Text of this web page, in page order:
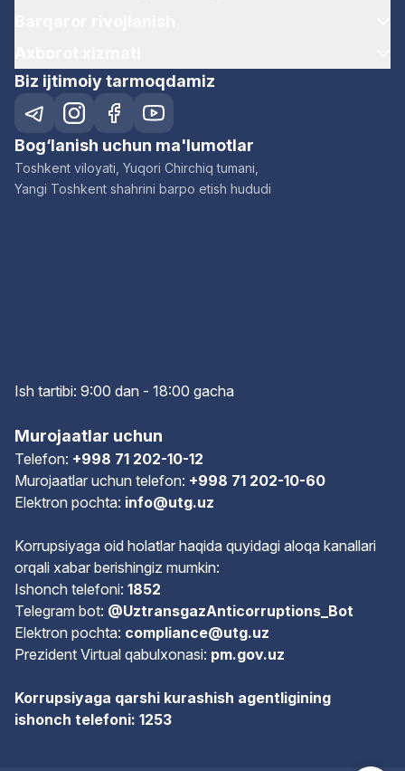
Biz ijtimoiy tarmoqdamiz
Bog‘lanish uchun ma'lumotlar
Toshkent viloyati, Yuqori Chirchiq tumani,
Yangi Toshkent shahrini barpo etish hududi
Ish tartibi: 9:00 dan - 18:00 gacha
Murojaatlar uchun
Telefon: +998 71 202-10-12
Murojaatlar uchun telefon: +998 71 202-10-60
Elektron pochta: info@utg.uz
Korrupsiyaga oid holatlar haqida quyidagi aloqa kanallari
orqali xabar berishingiz mumkin:
Ishonch telefoni: 1852
Telegram bot: @UztransgazAnticorruptions_Bot
Elektron pochta: compliance@utg.uz
Prezident Virtual qabulxonasi: pm.gov.uz
Korrupsiyaga qarshi kurashish agentligining
ishonch telefoni: 1253